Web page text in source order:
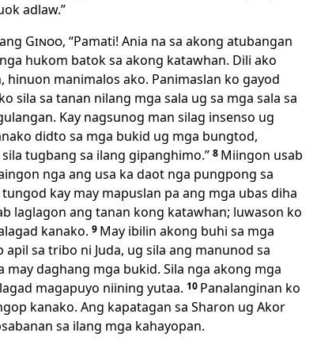
adlaw.”
Ginoo, “Pamati! Ania na sa akong atubangan
hukom batok sa akong katawhan. Dili ako
hinuon manimalos ako. Panimaslan ko gayod
sila sa tanan nilang mga sala ug sa mga sala sa
Kay nagsunog man silag insenso ug
didto sa mga bukid ug mga bungtod,
tugbang sa ilang gipanghimo.” 8 Miingon usab
nga ang usa ka daot nga pungpong sa
kay may mapuslan pa ang mga ubas diha
laglagon ang tanan kong katawhan; luwason ko
kanako. 9 May ibilin akong buhi sa mga
apil sa tribo ni Juda, ug sila ang manunod sa
may daghang mga bukid. Sila nga akong mga
magapuyo niining yutaa. 10 Panalanginan ko
kanako. Ang kapatagan sa Sharon ug Akor
sa ilang mga kahayopan.